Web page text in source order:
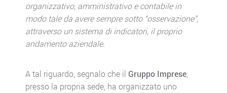
organizzativo, amministrativo e contabile in
modo tale da avere sempre sotto “osservazione”,
attraverso un sistema di indicatori, il proprio
andamento aziendale.
A tal riguardo, segnalo che il Gruppo Imprese
presso la propria sede, ha organizzato uno